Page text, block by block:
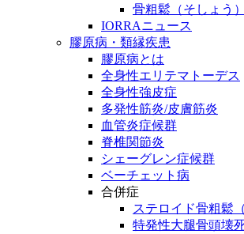
骨粗鬆（そしょう
IORRAニュース
膠原病・類縁疾患
膠原病とは
全身性エリテマトーデス
全身性強皮症
多発性筋炎/皮膚筋炎
血管炎症候群
脊椎関節炎
シェーグレン症候群
ベーチェット病
合併症
ステロイド骨粗鬆
特発性大腿骨頭壊